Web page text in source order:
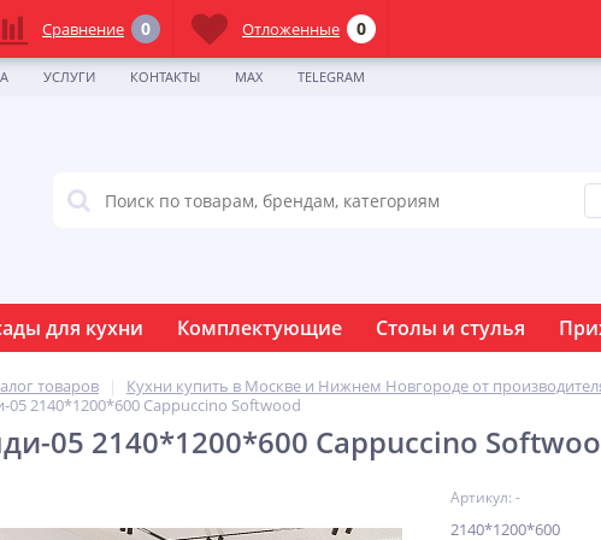
УСЛУГИ КОНТАКТЫ MAX TELEGRAM
для кухни Комплектующие Столы и стулья
товаров Кухни купить в Москве и Нижнем Новгороде от
05 2140*1200*600 Cappuccino Softwood
05 2140*1200*600 Cappuccino
Артикул: -
2140*1200*600
Сравнение 0 Отложенные 0